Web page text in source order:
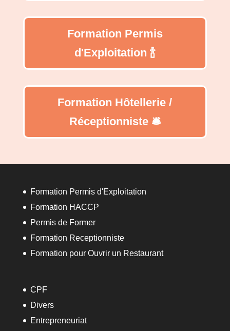
Formation Permis
d'Exploitation 🍾
Formation Hôtellerie /
Réceptionniste 🛎️
Formation Permis d'Exploitation
Formation HACCP
Permis de Former
Formation Receptionniste
Formation pour Ouvrir un Restaurant
CPF
Divers
Entrepreneuriat